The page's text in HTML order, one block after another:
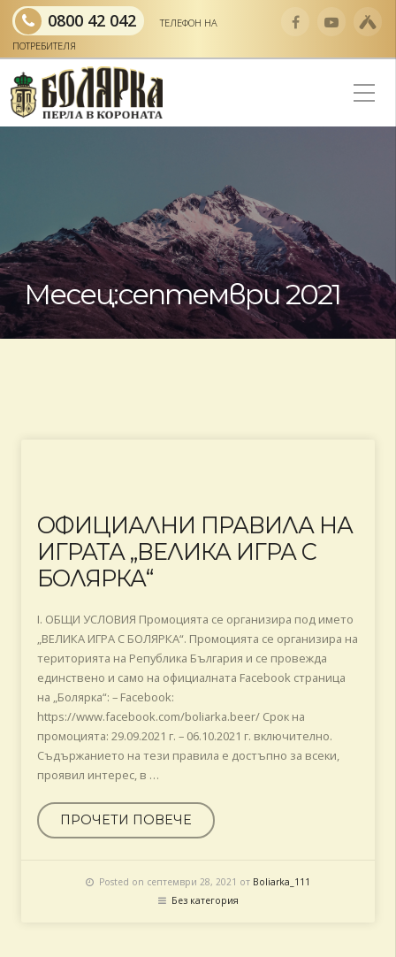
0800 42 042
ТЕЛЕФОН НА
ПОТРЕБИТЕЛЯ
Месец:септември 2021
ОФИЦИАЛНИ ПРАВИЛА НА
ИГРАТА „ВЕЛИКА ИГРА С
БОЛЯРКА“
I. ОБЩИ УСЛОВИЯ Промоцията се организира под името
„ВЕЛИКА ИГРА С БОЛЯРКА“. Промоцията се организира на
територията на Република България и се провежда
единствено и само на официалната Facebook страница
на „Болярка“: – Facebook:
https://www.facebook.com/boliarka.beer/ Срок на
промоцията: 29.09.2021 г. – 06.10.2021 г. включително.
Съдържанието на тези правила е достъпно за всеки,
проявил интерес, в …
ПРОЧЕТИ ПОВЕЧЕ
Posted on септември 28, 2021 от Boliarka_111
Без категория